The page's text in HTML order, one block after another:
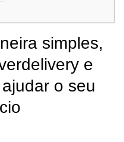
simples,
e
o seu